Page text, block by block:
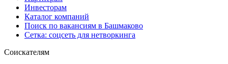
Инвесторам
Каталог компаний
Поиск по вакансиям в Башмаково
Сетка: соцсеть для нетворкинга
Соискателям